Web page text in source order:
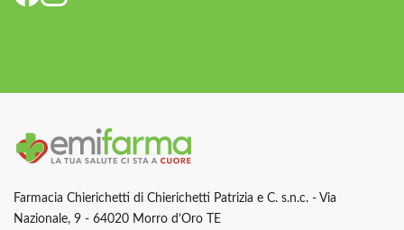
Farmacia Chierichetti di Chierichetti Patrizia e C. s.n.c. - Via
Nazionale, 9 - 64020 Morro d’Oro TE